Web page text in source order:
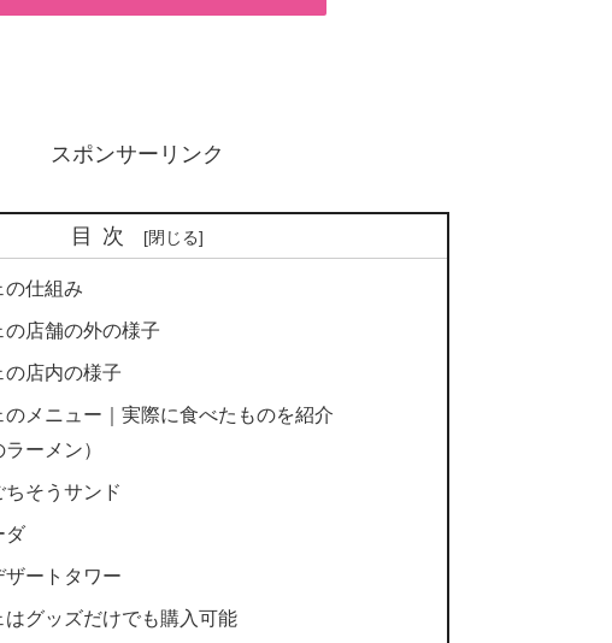
スポンサーリンク
目次
の仕組み
店舗の外の様子
店内の様子
のメニュー｜実際に食べたものを紹介
ーメン）
そうサンド
ダ
ザートタワー
はグッズだけでも購入可能